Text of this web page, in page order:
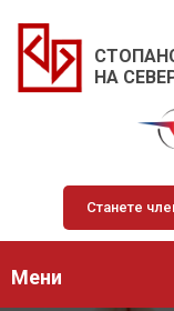
НА
Станете
Мени